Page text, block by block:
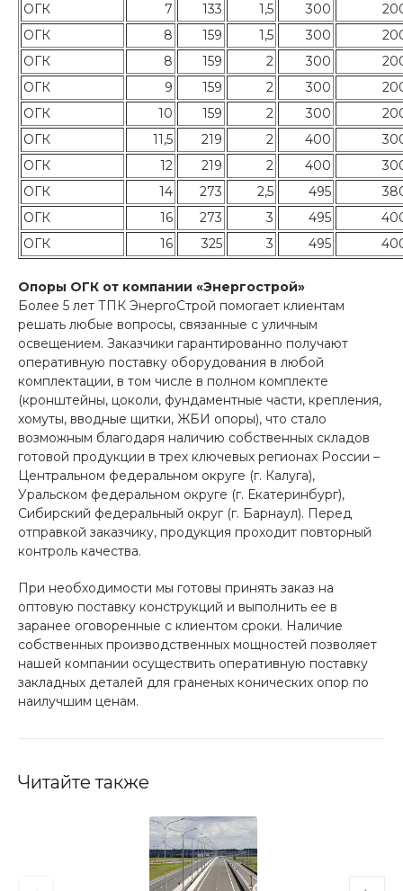
ОГК
7 133 1,5 300
ОГК
8 159 1,5 300
ОГК
8 159 2 300
ОГК
9 159 2 300
ОГК
10 159 2 300
ОГК
11,5 219 2 400
ОГК
12 219 2 400
ОГК
14 273 2,5 495
ОГК
16 273 3 495
ОГК
16 325 3 495
Опоры ОГК от компании «Энергострой»
Более 5 лет ТПК ЭнергоСтрой помогает клиентам
решать любые вопросы, связанные с уличным
освещением. Заказчики гарантированно получают
оперативную поставку оборудования в любой
комплектации, в том числе в полном комплекте
(кронштейны, цоколи, фундаментные части, крепления,
хомуты, вводные щитки, ЖБИ опоры), что стало
возможным благодаря наличию собственных складов
готовой продукции в трех ключевых регионах России –
Центральном федеральном округе (г. Калуга),
Уральском федеральном округе (г. Екатеринбург),
Сибирский федеральный округ (г. Барнаул). Перед
отправкой заказчику, продукция проходит повторный
контроль качества.
При необходимости мы готовы принять заказ на
оптовую поставку конструкций и выполнить ее в
заранее оговоренные с клиентом сроки. Наличие
собственных производственных мощностей позволяет
нашей компании осуществить оперативную поставку
закладных деталей для граненых конических опор по
наилучшим ценам.
Читайте также